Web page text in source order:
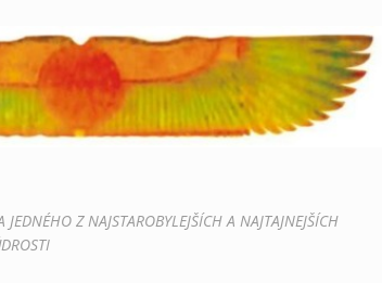
Z NAJSTAROBYLEJŠÍCH A NAJTAJNEJŠÍCH